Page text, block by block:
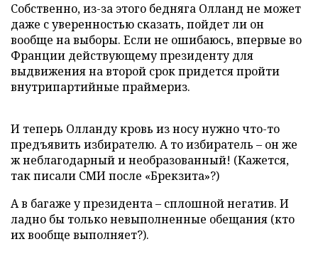
Собственно, из-за этого бедняга Олланд не может
даже с уверенностью сказать, пойдет ли он
вообще на выборы. Если не ошибаюсь, впервые во
Франции действующему президенту для
выдвижения на второй срок придется пройти
внутрипартийные праймериз.
И теперь Олланду кровь из носу нужно что-то
предъявить избирателю. А то избиратель – он же
ж неблагодарный и необразованный! (Кажется,
так писали СМИ после «Брекзита»?)
А в багаже у президента – сплошной негатив. И
ладно бы только невыполненные обещания (кто
их вообще выполняет?).